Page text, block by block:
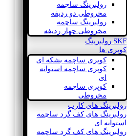
رولبرینگ ساچمه
مخروطی دو ردیفه
رولبرینگ ساچمه
مخروطی چهار ردیفه
SKF رولبرینگ
کوپری ها
کوپری ساچمه بشکه ای
کوپری ساچمه استوانه
ای
کوپری ساچمه
مخروطی
رولبرینگ های کارب
رولبرینگ های کف گرد ساچمه
استوانه ای
رولبرینگ های کف گرد ساچمه